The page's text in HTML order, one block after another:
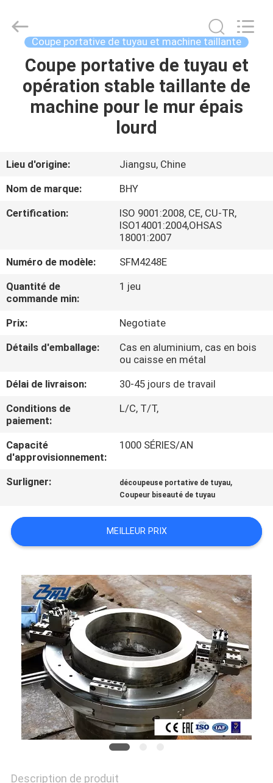
MAISON
PRODUITS
SUJET
DE
NOUS
D'USINE
CONTRÔLE
DE
QUALITÉ
PLAN
DU
SITE
POLITIQUE
EN
DE
PROTECTION
VIE
PRIVÉE
Bohyar
Engineering
Material
Technology(Suzhou)Co.,
Coupe portative de tuyau et machine taillante
Coupe portative de tuyau et
opération stable taillante de
machine pour le mur épais
lourd
Lieu d'origine:
Jiangsu, Chine
Nom de marque:
BHY
Certification:
ISO 9001:2008, CE, CU-TR,
ISO14001:2004,OHSAS
18001:2007
Numéro de modèle:
SFM4248E
Quantité de
commande min:
1 jeu
Prix:
Negotiate
Détails d'emballage:
Cas en aluminium, cas en bois
ou caisse en métal
Délai de livraison:
30-45 jours de travail
Conditions de
paiement:
L/C, T/T,
Capacité
d'approvisionnement:
1000 SÉRIES/AN
Surligner: découpeuse portative de tuyau,
Coupeur biseauté de tuyau
MEILLEUR PRIX
Description de produit